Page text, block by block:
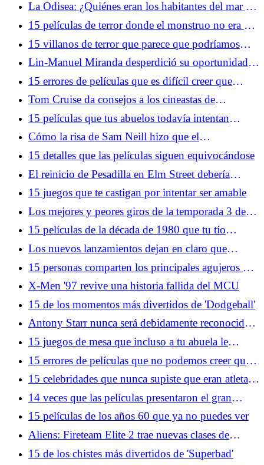
La Odisea: ¿Quiénes eran los habitantes del mar y
por qué dan tanto miedo?
15 películas de terror donde el monstruo no era el
mayor problema
15 villanos de terror que parece que podríamos
haber combatido nosotros mismos
Lin-Manuel Miranda desperdició su oportunidad
de unirse al MCU, pero está de acuerdo con eso
15 errores de películas que es difícil creer que
hayan llegado al montaje final
Tom Cruise da consejos a los cineastas de
YouTube y Gen-Z
15 películas que tus abuelos todavía intentan
hacerte ver
Cómo la risa de Sam Neill hizo que el
metamomento más aterrador del cine fuera aún más
aterrador
15 detalles que las películas siguen equivocándose
El reinicio de Pesadilla en Elm Street debería
deshacerse de Freddy Krueger
15 juegos que te castigan por intentar ser amable
Los mejores y peores giros de la temporada 3 de
Silo se anulan entre sí
15 películas de la década de 1980 que tu tío
todavía intenta hacerte ver
Los nuevos lanzamientos dejan en claro que
Netflix tiene a YouTube en la mira
15 personas comparten los principales agujeros de
la trama de películas taquilleras
X-Men '97 revive una historia fallida del MCU
15 de los momentos más divertidos de 'Dodgeball'
Antony Starr nunca será debidamente reconocido
por su grandeza como Homelander
15 juegos de mesa que incluso a tu abuela le
encantaría jugar
15 errores de películas que no podemos creer que
hayan llegado hasta el montaje final
15 celebridades que nunca supiste que eran atletas
legítimos
14 veces que las películas presentaron el gran
estado de Florida
15 películas de los años 60 que ya no puedes ver
Aliens: Fireteam Elite 2 trae nuevas clases de
personajes y xenomorfos a la franquicia
15 de los chistes más divertidos de 'Superbad'